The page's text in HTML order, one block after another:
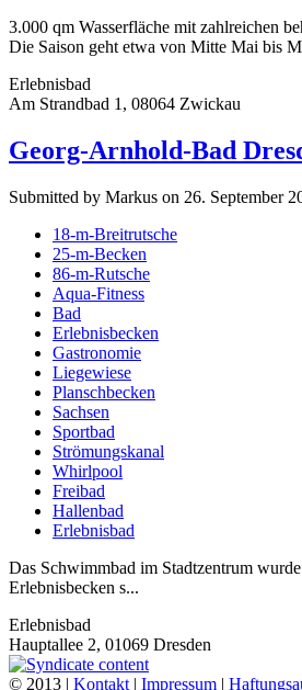
3.000 qm Wasserfläche mit zahlreichen
Die Saison geht etwa von Mitte Mai bis
Erlebnisbad
Am Strandbad 1, 08064 Zwickau
Georg-Arnhold-Bad
Submitted by Markus on 26. September
18-m-Breitrutsche
25-m-Becken
86-m-Rutsche
Aqua-Fitness
Bad
Erlebnisbecken
Gastronomie
Liegewiese
Planschbecken
Sachsen
Sportbad
Strömungskanal
Whirlpool
Freibad
Hallenbad
Erlebnisbad
Das Schwimmbad im Stadtzentrum
Erlebnisbecken s...
Erlebnisbad
Hauptallee 2, 01069 Dresden
© 2013 | Kontakt | Impressum |